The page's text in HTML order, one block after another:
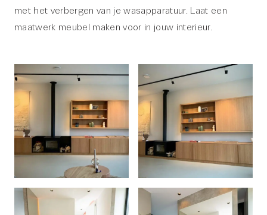
met het verbergen van je wasapparatuur. Laat een
maatwerk meubel maken voor in jouw interieur.